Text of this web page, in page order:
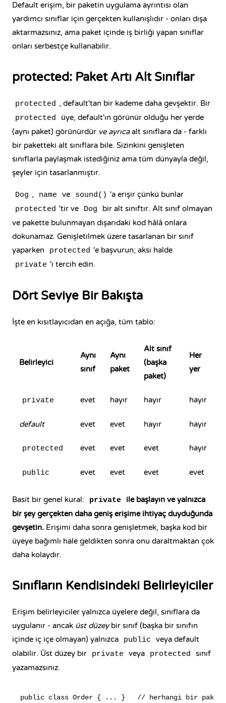
Default erişim, bir paketin uygulama ayrıntısı olan
yardımcı sınıflar için gerçekten kullanışlıdır - onları dışa
aktarmazsınız, ama paket içinde iş birliği yapan sınıflar
onları serbestçe kullanabilir.
protected: Paket Artı Alt Sınıflar
protected , default'tan bir kademe daha gevşektir. Bir
protected
üye, default'ın görünür olduğu her yerde
(aynı paket) görünürdür ve ayrıcaalt sınıflara da - farklı
bir paketteki alt sınıflara bile. Sizinkini genişleten
sınıflarla paylaşmak istediğiniz ama tüm dünyayla değil,
şeyler için tasarlanmıştır.
Dog , name ve sound() 'a erişir çünkü bunlar
protected 'tir ve Dog
bir alt sınıftır. Alt sınıf olmayan
ve pakette bulunmayan dışarıdaki kod hâlâ onlara
dokunamaz. Genişletilmek üzere tasarlanan bir sınıf
yaparken
protected 'e başvurun; aksi halde
private 'ı tercih edin.
Dört Seviye Bir Bakışta
İşte en kısıtlayıcıdan en açığa, tüm tablo:
Belirleyici
Aynı
sınıf
Aynı
paket
Alt sınıf
(başka
paket)
Her
yer
private evet hayır hayır hayır
default evet evet hayır hayır
protected evet evet evet hayır
public evet evet evet evet
Basit bir genel kural: private
ile başlayın ve yalnızca
bir şey gerçekten daha geniş erişime ihtiyaç duyduğunda
gevşetin. Erişimi daha sonra genişletmek, başka kod bir
üyeye bağımlı hale geldikten sonra onu daraltmaktan çok
daha kolaydır.
Sınıfların Kendisindeki Belirleyiciler
Erişim belirleyiciler yalnızca üyelere değil, sınıflara da
uygulanır - ancak üst düzeybir sınıf (başka bir sınıfın
içinde iç içe olmayan) yalnızca
public
veya default
olabilir. Üst düzey bir
private veya protected
sınıf
yazamazsınız.
public class Order { ... }   // herhangi bir